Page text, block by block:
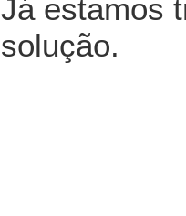
Já estamos
solução.